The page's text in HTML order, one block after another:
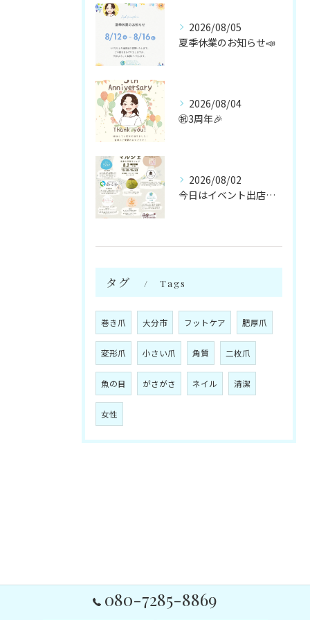
2026/08/05
夏季休業のお知らせ📣
2026/08/04
㊗️3周年🎉
2026/08/02
今日はイベント出店です🌻
タグ Tags
巻き爪 大分市 フットケア 肥厚爪
変形爪 小さい爪 角質 二枚爪
魚の目 がさがさ ネイル 清潔
女性
080-7285-8869